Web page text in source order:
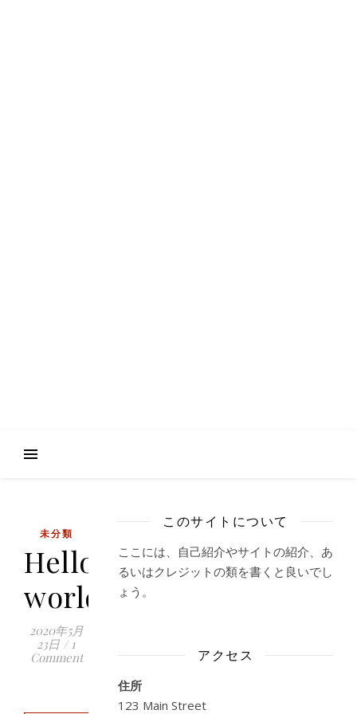
未分類
Hello
world!
2020年5月
23日 / 1
Comment
このサイトについて
ここには、自己紹介やサイトの紹介、あ
るいはクレジットの類を書くと良いでし
ょう。
アクセス
住所
123 Main Street